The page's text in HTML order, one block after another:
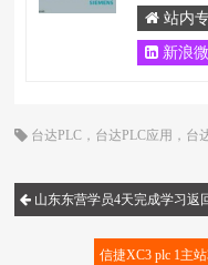
站内
新浪
台达PLC ， 台达PLC应用 ， 台
山东东营学员4天完成学习返
信捷XC3 plc 1主